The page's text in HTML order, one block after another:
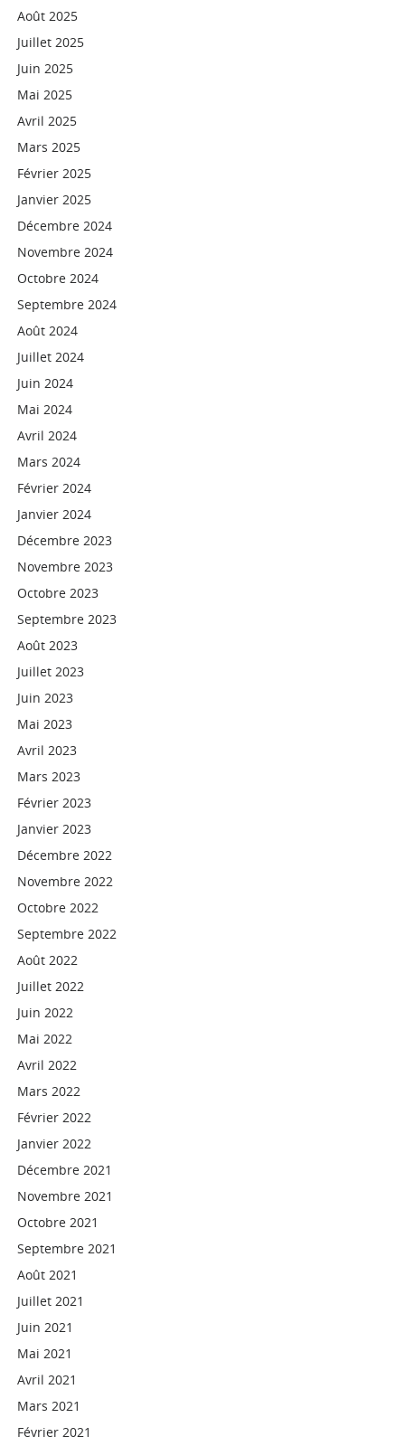
Août 2025
Juillet 2025
Juin 2025
Mai 2025
Avril 2025
Mars 2025
Février 2025
Janvier 2025
Décembre 2024
Novembre 2024
Octobre 2024
Septembre 2024
Août 2024
Juillet 2024
Juin 2024
Mai 2024
Avril 2024
Mars 2024
Février 2024
Janvier 2024
Décembre 2023
Novembre 2023
Octobre 2023
Septembre 2023
Août 2023
Juillet 2023
Juin 2023
Mai 2023
Avril 2023
Mars 2023
Février 2023
Janvier 2023
Décembre 2022
Novembre 2022
Octobre 2022
Septembre 2022
Août 2022
Juillet 2022
Juin 2022
Mai 2022
Avril 2022
Mars 2022
Février 2022
Janvier 2022
Décembre 2021
Novembre 2021
Octobre 2021
Septembre 2021
Août 2021
Juillet 2021
Juin 2021
Mai 2021
Avril 2021
Mars 2021
Février 2021